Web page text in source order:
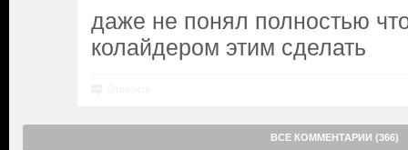
даже не понял полностью
колайдером этим сделать
ВСЕ КОММЕНТАРИИ (366)